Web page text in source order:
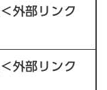
＜外部リンク
＜外部リンク